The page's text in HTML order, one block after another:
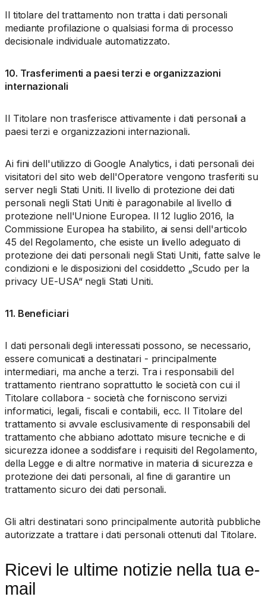
Il titolare del trattamento non tratta i dati personali
mediante profilazione o qualsiasi forma di processo
decisionale individuale automatizzato.
10. Trasferimenti a paesi terzi e organizzazioni
internazionali
Il Titolare non trasferisce attivamente i dati personali a
paesi terzi e organizzazioni internazionali.
Ai fini dell'utilizzo di Google Analytics, i dati personali dei
visitatori del sito web dell'Operatore vengono trasferiti su
server negli Stati Uniti. Il livello di protezione dei dati
personali negli Stati Uniti è paragonabile al livello di
protezione nell'Unione Europea. Il 12 luglio 2016, la
Commissione Europea ha stabilito, ai sensi dell'articolo
45 del Regolamento, che esiste un livello adeguato di
protezione dei dati personali negli Stati Uniti, fatte salve le
condizioni e le disposizioni del cosiddetto „Scudo per la
privacy UE-USA“ negli Stati Uniti.
11. Beneficiari
I dati personali degli interessati possono, se necessario,
essere comunicati a destinatari - principalmente
intermediari, ma anche a terzi. Tra i responsabili del
trattamento rientrano soprattutto le società con cui il
Titolare collabora - società che forniscono servizi
informatici, legali, fiscali e contabili, ecc. Il Titolare del
trattamento si avvale esclusivamente di responsabili del
trattamento che abbiano adottato misure tecniche e di
sicurezza idonee a soddisfare i requisiti del Regolamento,
della Legge e di altre normative in materia di sicurezza e
protezione dei dati personali, al fine di garantire un
trattamento sicuro dei dati personali.
Gli altri destinatari sono principalmente autorità pubbliche
autorizzate a trattare i dati personali ottenuti dal Titolare.
Ricevi le ultime notizie nella tua e-
mail